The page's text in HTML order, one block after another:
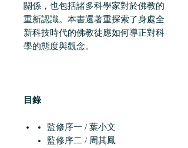
關係，也包括諸多科學家對於佛教的
重新認識。本書還著重探索了身處全
新科技時代的佛教徒應如何導正對科
學的態度與觀念。
目錄
監修序一 / 葉小文
監修序二 / 周其鳳